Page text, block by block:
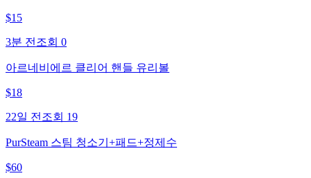
$15
3분 전 조회 0
아르네비에르 클리어 핸들 유리볼
$18
22일 전 조회 19
PurSteam 스팀 청소기+패드+정제수
$60